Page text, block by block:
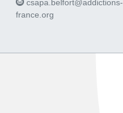
csapa.belfort@addictions-
france.org